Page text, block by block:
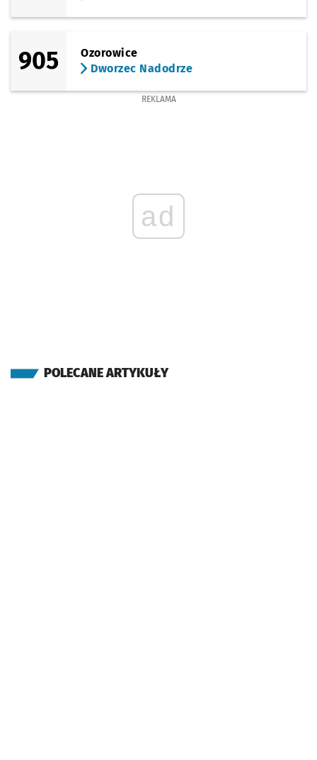
905
Ozorowice
Dworzec Nadodrze
REKLAMA
ad
POLECANE ARTYKUŁY